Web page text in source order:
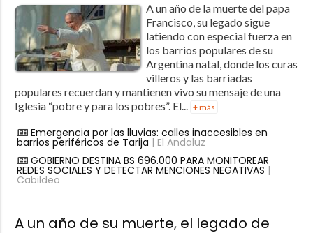
A un año de la muerte del papa
Francisco, su legado sigue
latiendo con especial fuerza en
los barrios populares de su
Argentina natal, donde los curas
villeros y las barriadas
populares recuerdan y mantienen vivo su mensaje de una
Iglesia “pobre y para los pobres”. El...
+ más
Emergencia por las lluvias: calles inaccesibles en
barrios periféricos de Tarija | El Andaluz
GOBIERNO DESTINA BS 696.000 PARA MONITOREAR
REDES SOCIALES Y DETECTAR MENCIONES NEGATIVAS |
Cabildeo
A un año de su muerte, el legado de